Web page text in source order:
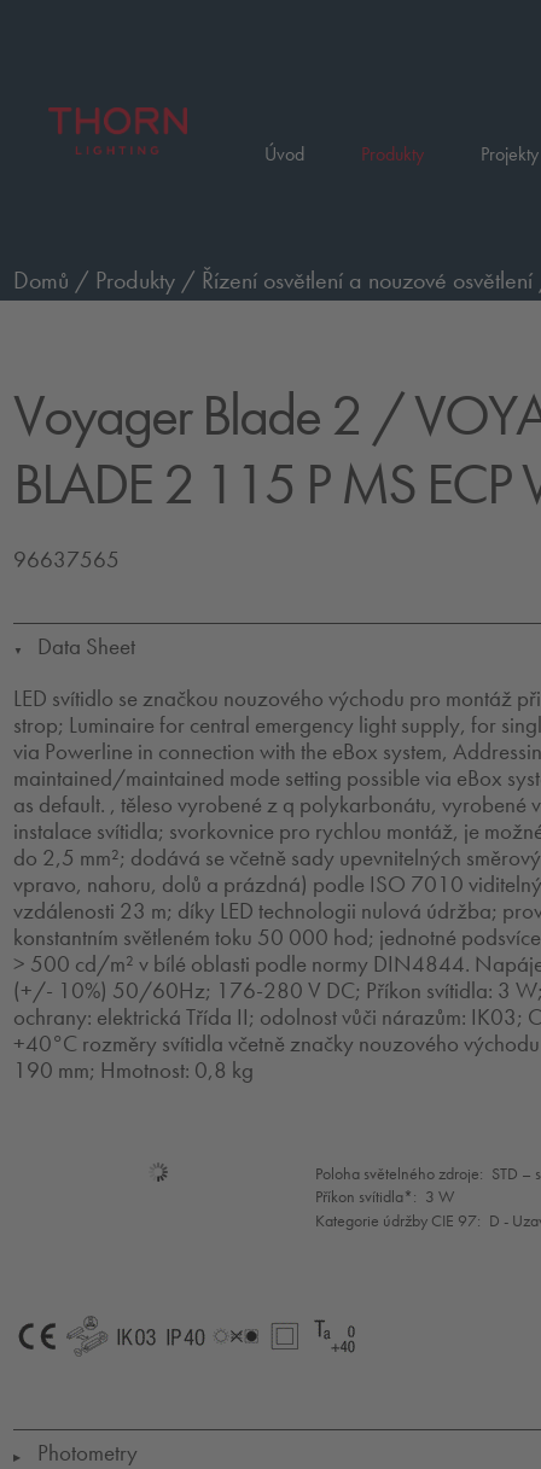
Úvod Produkty
Domů / Produkty / Řízení osvětlení a nouzové osvětlení
Voyager Blade 2 /
BLADE 2 115 P MS ECP
96637565
▼
Data Sheet
LED svítidlo se značkou nouzového východu pro montáž
strop; Luminaire for central emergency light supply, for
via Powerline in connection with the eBox system,
maintained/maintained mode setting possible via eBox
as default. , těleso vyrobené z q polykarbonátu, vyrobené
instalace svítidla; svorkovnice pro rychlou montáž, je
do 2,5 mm²; dodává se včetně sady upevnitelných
vpravo, nahoru, dolů a prázdná) podle ISO 7010
vzdálenosti 23 m; díky LED technologii nulová údržba;
konstantním světleném toku 50 000 hod; jednotné
> 500 cd/m² v bílé oblasti podle normy DIN4844.
(+/- 10%) 50/60Hz; 176-280 V DC; Příkon svítidla: 3
ochrany: elektrická Třída II; odolnost vůči nárazům: IK03;
+40°C rozměry svítidla včetně značky nouzového
190 mm; Hmotnost: 0,8 kg
Mode
selection
Poloha světelného zdroje: STD –
Příkon svítidla*: 3 W
Kategorie údržby CIE 97: D -
to
▶ Photometry